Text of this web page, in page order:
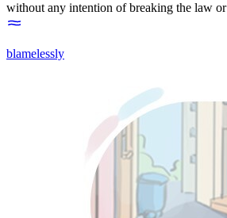
without any intention of breaking the law
blamelessly